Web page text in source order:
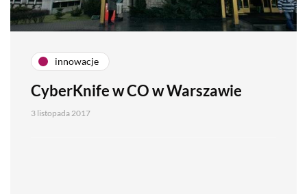
innowacje
CyberKnife w CO w Warszawie
3 listopada 2017